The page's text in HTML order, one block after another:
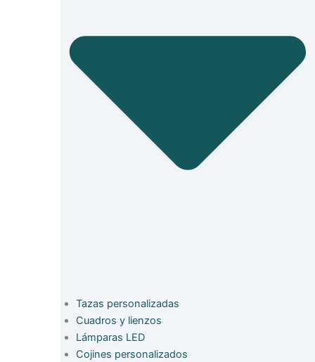
Tazas personalizadas
Cuadros y lienzos
Lámparas LED
Cojines personalizados